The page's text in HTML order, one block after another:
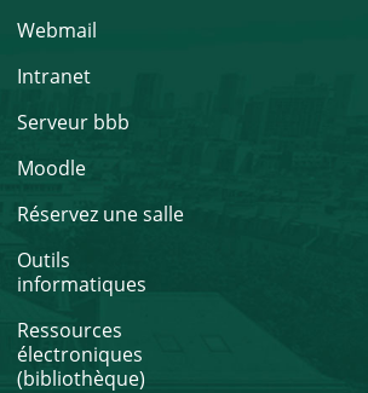
Webmail
Intranet
Serveur bbb
Moodle
Réservez une salle
Outils
informatiques
Ressources
électroniques
(bibliothèque)